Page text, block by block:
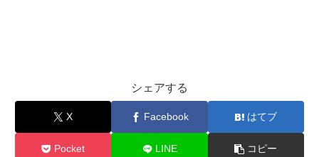
シェアする
X Facebook はてブ
Pocket LINE コピー